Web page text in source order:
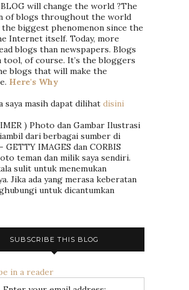
will change the world ?The
of blogs throughout the world
the biggest phenomenon since the
Internet itself. Today, more
blogs than newspapers. Blogs
tool, of course. It’s the bloggers
blogs that will make the
Here's Why
saya masih dapat dilihat disini
) Photo dan Gambar Ilustrasi
dari berbagai sumber di
IMAGES dan CORBIS
teman dan milik saya sendiri.
sulit untuk menemukan
Jika ada yang merasa keberatan
untuk dicantumkan
SUBSCRIBE THIS BLOG
in a reader